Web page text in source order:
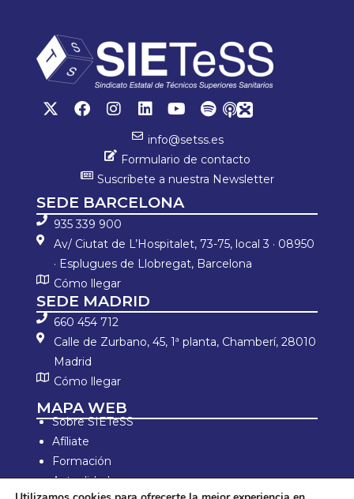
info@setss.es
Formulario de contacto
Suscríbete a nuestra Newsletter
SEDE BARCELONA
935 339 900
Av/ Ciutat de L’Hospitalet, 73-75, local 3 · 08950
· Esplugues de Llobregat, Barcelona
Cómo llegar
SEDE MADRID
660 454 712
Calle de Zurbano, 45, 1ª planta, Chamberí, 28010
Madrid
Cómo llegar
MAPA WEB
Sobre SIETeSS
Afíliate
Formación
Actualidad